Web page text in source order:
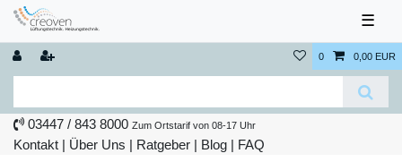
☰
0 0,00 EUR
03447 / 843 8000 Zum Ortstarif von 08-17 Uhr
Kontakt | Über Uns | Ratgeber | Blog | FAQ